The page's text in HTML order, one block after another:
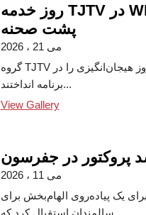
روز خدمه TJTV در WKTV: یک تجربه فراموش نشدنی از
پشت صحنه
می 21 ، 2026
گروه TJTV روز هیجان‌انگیزی را در WKTV تجربه کردند، جایی که نگاهی از درون به این
برنامه انداختند...
View Gallery
پروکتور در جفرسون
می 11 ، 2026
یک پیاده‌روی الهام‌بخش برای
سالمندان استقبال کرد که...